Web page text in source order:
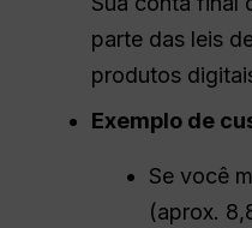
parte das leis
produtos
Exemplo de
Se você
(aprox.